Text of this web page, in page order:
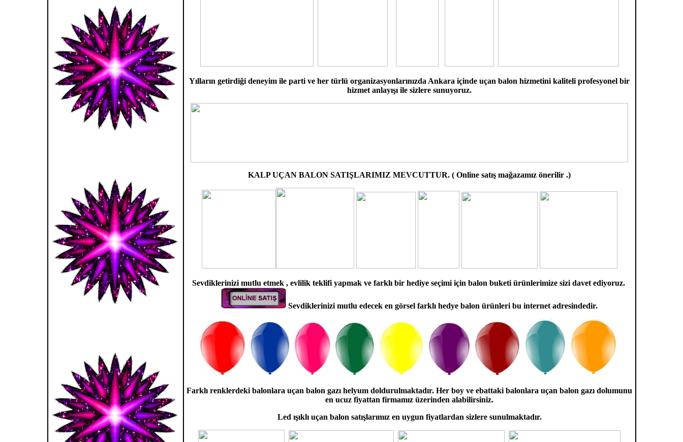
Yılların getirdiği deneyim ile parti ve her türlü organizasyonlarınızda Ankara içinde uçan balon hizmetini kaliteli profesyonel bir
hizmet anlayışı ile sizlere sunuyoruz.
KALP UÇAN BALON SATIŞLARIMIZ MEVCUTTUR. ( Online satış mağazamız önerilir .)
Sevdiklerinizi mutlu etmek , evlilik teklifi yapmak ve farklı bir hediye seçimi için balon buketi ürünlerimize sizi davet ediyoruz.
Sevdiklerinizi mutlu edecek en görsel farklı hedye balon ürünleri bu internet adresindedir.
Farklı renklerdeki balonlara uçan balon gazı helyum doldurulmaktadır. Her boy ve ebattaki balonlara uçan balon gazı dolumunu
en ucuz fiyattan firmamız üzerinden alabilirsiniz.
Led ışıklı uçan balon satışlarımız en uygun fiyatlardan sizlere sunulmaktadır.